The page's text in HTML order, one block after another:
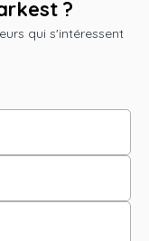
?
qui s'intéressent